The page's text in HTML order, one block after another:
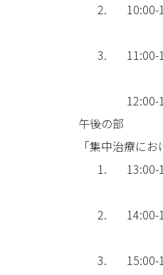
2.
10:00-
3.
11:00-
12:00-
午後の部
「集中治療に
1.
13:00-
2.
14:00-
3.
15:00-